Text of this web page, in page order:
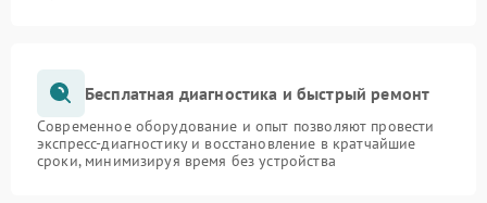
Бесплатная диагностика и быстрый ремонт
Современное оборудование и опыт позволяют провести
экспресс-диагностику и восстановление в кратчайшие
сроки, минимизируя время без устройства